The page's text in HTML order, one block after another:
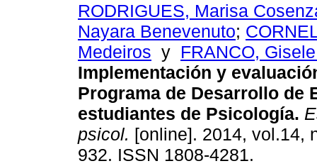
RODRIGUES, Marisa
Nayara Benevenuto;
Medeiros y FRANCO,
Implementación y
Programa de Desarrollo de
estudiantes de Psicología.
psicol. [online]. 2014, vol.14,
932. ISSN 1808-4281.